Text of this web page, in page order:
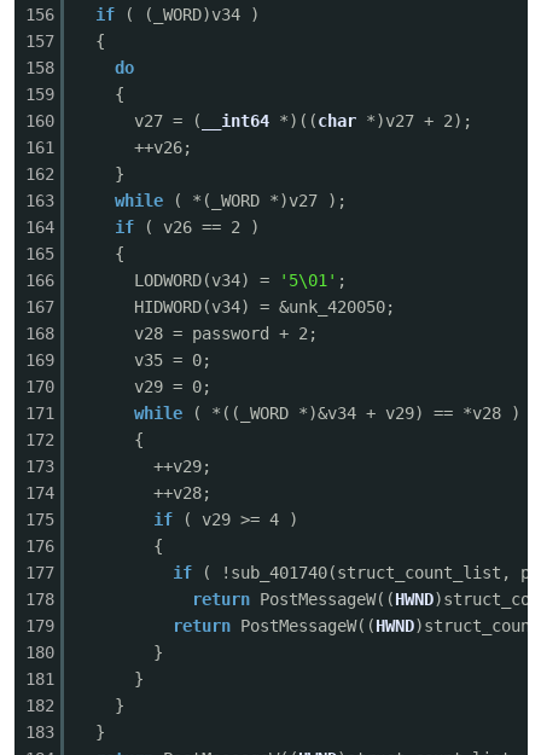
156
157
158
159
160
161
162
163
164
165
166
167
168
169
170
171
172
173
174
175
176
177
178
179
180
181
182
183
if
( (_WORD)v34 )
{
do
{
v27 = (
__int64 *)((char *)v27 + 2);
++v26;
}
while
( *(_WORD *)v27 );
if
( v26 == 2 )
{
LODWORD(v34) =
'5\01' ;
HIDWORD(v34) = &unk_420050;
v28 = password + 2;
v35 = 0;
v29 = 0;
while
( *((_WORD *)&v34 + v29) == *v28 )
{
++v29;
++v28;
if
( v29 >= 4 )
{
if
( !sub_401740(struct_count_list,
return PostMessageW((HWND
return PostMessageW((HWND
}
}
}
}